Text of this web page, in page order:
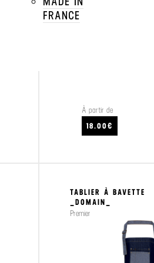
FRANCE
VOIR LE PRODUIT
À partir de
18.00€
TABLIER À BAVETTE
_DOMAIN_
Premier